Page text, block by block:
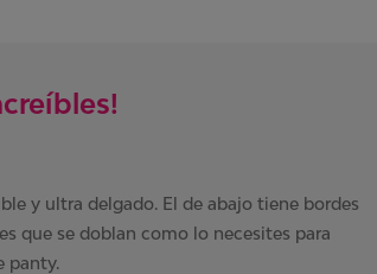
y ultra delgado. El de abajo tiene bordes
que se doblan como lo necesites para
panty.